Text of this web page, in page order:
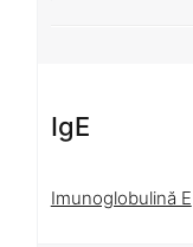
IgE
Imunoglobulină E